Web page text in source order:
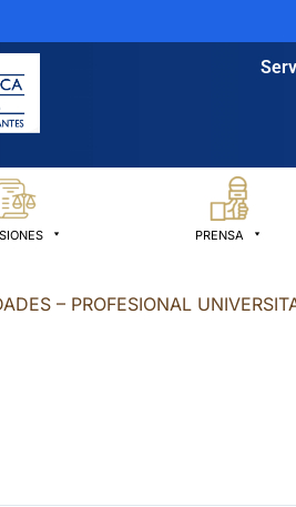
PRENSA
– PROFESIONAL